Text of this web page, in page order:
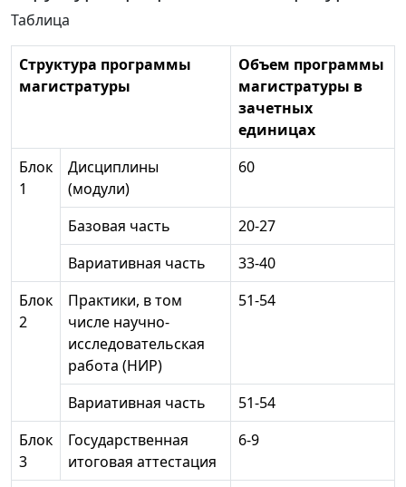
Таблица
Структура программы
магистратуры
Объем программы
магистратуры в
зачетных
единицах
Блок
1
Дисциплины
(модули)
60
Базовая часть
20-27
Вариативная часть
33-40
Блок
2
Практики, в том
числе научно-
исследовательская
работа (НИР)
51-54
Вариативная часть
51-54
Блок
3
Государственная
итоговая аттестация
6-9